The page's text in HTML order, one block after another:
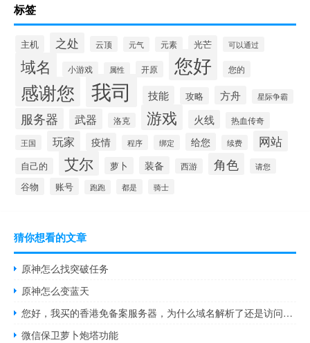
标签
主机 之处 云顶 元气 元素 光芒 可以通过
域名 小游戏 属性 开原 您好 您的
感谢您 我司 技能 攻略 方舟 星际争霸
服务器 武器 洛克 游戏 火线 热血传奇
王国 玩家 疫情 程序 绑定 给您 续费 网站
自己的 艾尔 萝卜 装备 西游 角色 请您
谷物 账号 跑跑 都是 骑士
猜你想看的文章
原神怎么找突破任务
原神怎么变蓝天
您好，我买的香港免备案服务器，为什么域名解析了还是访问不了
微信保卫萝卜炮塔功能